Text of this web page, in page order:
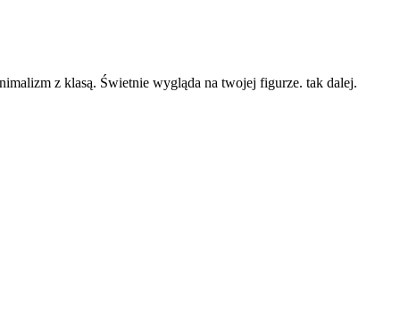
z klasą. Świetnie wygląda na twojej figurze. tak dalej.